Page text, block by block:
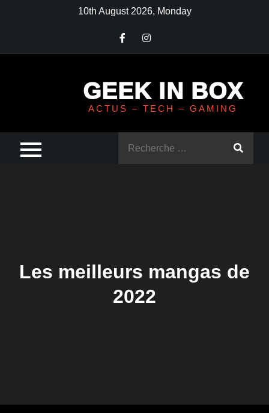
10th August 2026, Monday
GEEK IN BOX
ACTUS – TECH – GAMING
Les meilleurs mangas de
2022